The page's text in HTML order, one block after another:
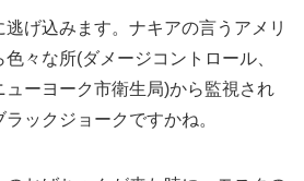
げ込みます。ナキアの言うアメリ
々な所(ダメージコントロール、
ューヨーク市衛生局)から監視され
ックジョークですかね。